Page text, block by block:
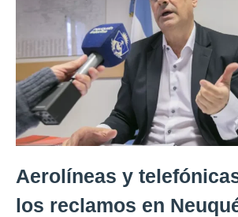
Aerolíneas y
los reclamos en